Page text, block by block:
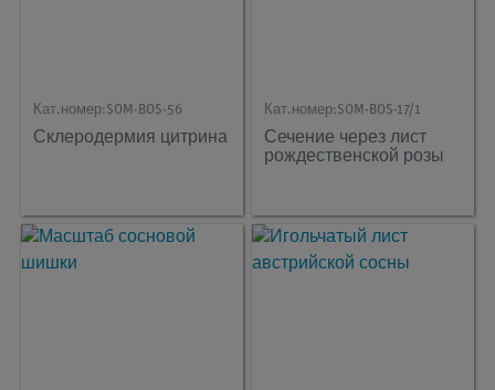
Кат.номер:SOM-BOS-56
Склеродермия цитрина
Кат.номер:SOM-BOS-17/1
Сечение через лист
рождественской розы